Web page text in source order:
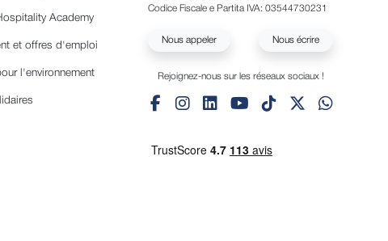
Academy
et offres d'emploi
l'environnement
Codice Fiscale e Partita IVA: 03544730231
Nous appeler Nous écrire
Rejoignez-nous sur les réseaux sociaux !